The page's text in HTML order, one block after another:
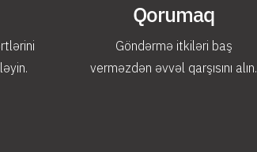
Qorumaq
Göndərmə itkiləri baş
verməzdən əvvəl qarşısını alın.